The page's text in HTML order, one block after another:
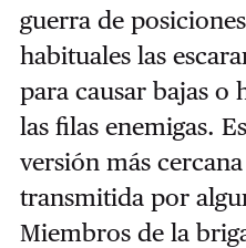
guerra de
habituales las
para causar bajas o
las filas enemigas.
versión más
transmitida por
Miembros de la